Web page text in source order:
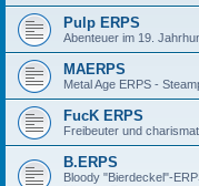
Pulp ERPS
Abenteuer im 19.
MAERPS
Metal Age ERPS -
FucK ERPS
Freibeuter und
B.ERPS
Bloody "Bierdeckel"-